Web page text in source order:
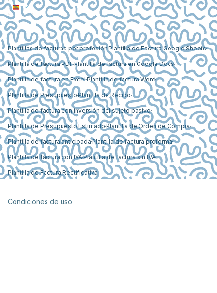
Plantillas de facturas por profesión Plantilla de Factura Google Sheets
Plantilla de factura PDFPlantilla de factura en Google Docs
Plantilla de factura en ExcelPlantilla de factura Word
Plantilla de Presupuesto Plantilla de Recibo
Plantilla de factura con inversión del sujeto pasivo
Plantilla de Presupuesto Estimado Plantilla de Orden de Compra
Plantilla de factura anticipadaPlantilla de factura proforma
Plantilla de factura con IVAPlantilla de factura sin IVA
Plantilla de Factura Rectificativa
Condiciones de uso